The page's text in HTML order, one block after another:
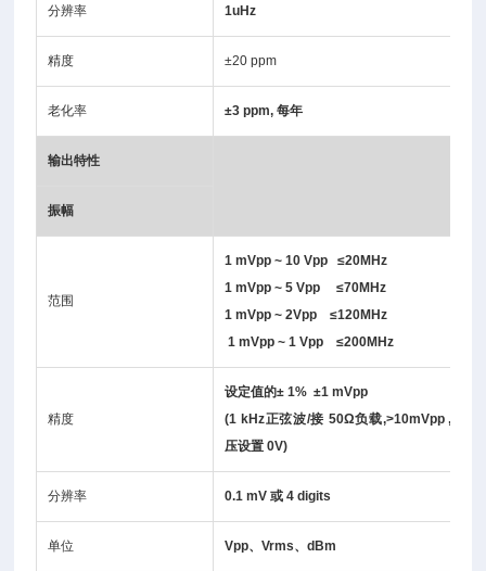
分辨率 1uHz
精度 ±20 ppm
老化率 ±3 ppm, 每年
输出特性
振幅
范围
1 mVpp ~ 10 Vpp ≤20MHz
1 mVpp ~ 5 Vpp ≤70MHz
1 mVpp ~ 2Vpp ≤120MHz
1 mVpp ~ 1 Vpp ≤200MHz
精度
设定值的± 1% ±1 mVpp
(1 kHz正弦波/接 50Ω负载,>10mVpp , DC
压设置 0V)
分辨率 0.1 mV 或 4 digits
单位 Vpp、Vrms、dBm